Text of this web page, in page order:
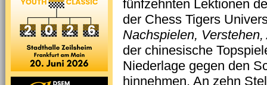
fünfzehnten Lektionen
der Chess Tigers
Nachspielen,
der chinesische
Niederlage gegen den
hinnehmen. An zehn